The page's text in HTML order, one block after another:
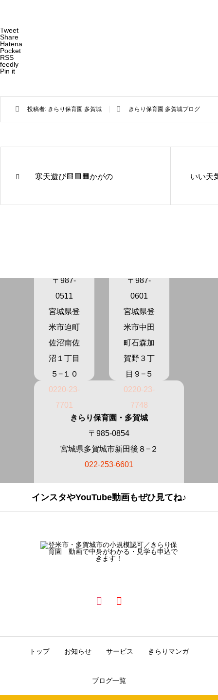
Tweet
Share
Hatena
Pocket
RSS
feedly
Pin it
投稿者: きらり保育園 多賀城 きらり保育園 多賀城ブログ
寒天遊び🟨🟪🟧かがの いい天
〒987-
0511
宮城県登
米市迫町
佐沼南佐
沼１丁目
５−１０
0220-23-
7701
〒987-
0601
宮城県登
米市中田
町石森加
賀野３丁
目９−５
0220-23-
7748
きらり保育園・多賀城
〒985-0854
宮城県多賀城市新田後８−２
022-253-6601
インスタやYouTube動画もぜひ見てね♪
トップ お知らせ サービス きらりマンガ
ブログ一覧